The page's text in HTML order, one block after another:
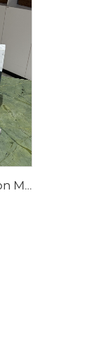
Caja de Almacenamiento de Piedra con Mosaico Empotrado artesanías de piedra obras de arte de piedra ornamentos de piedra